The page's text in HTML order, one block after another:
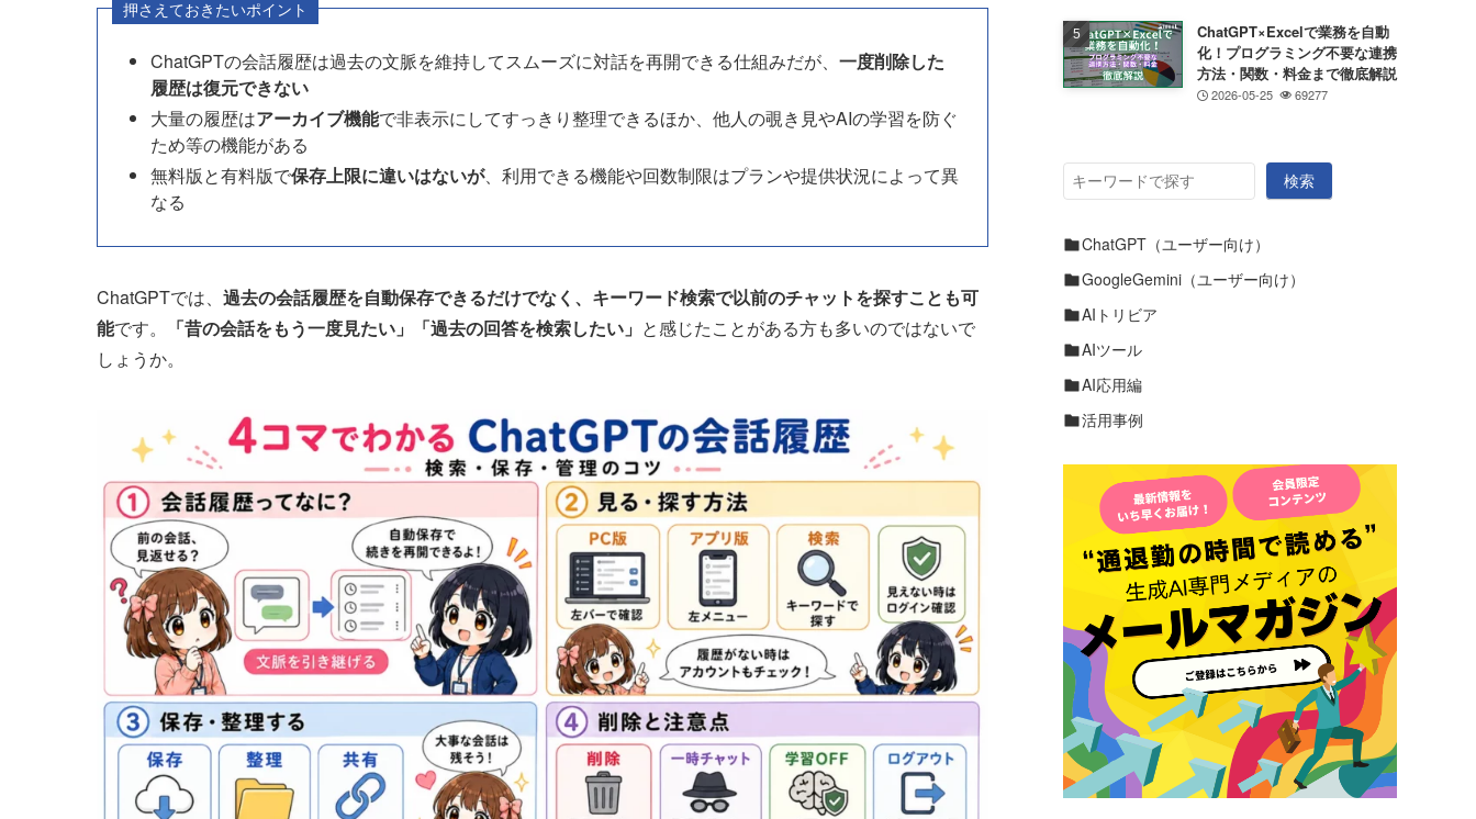
押さえておきたいポイント
ChatGPTの会話履歴は過去の文脈を維持してスムーズに対話を再開できる仕組みだが、 一度削除した
履歴は復元できない
大量の履歴はアーカイブ機能で非表示にしてすっきり整理できるほか、他人の覗き見やAIの学習を防ぐ
ため等の機能がある
無料版と有料版で保存上限に違いはないが、利用できる機能や回数制限はプランや提供状況によって異
なる
ChatGPTでは、 過去の会話履歴を自動保存できるだけでなく、キーワード検索で以前のチャットを探すことも可
能です。 「昔の会話をもう一度見たい」「過去の回答を検索したい」 と感じたことがある方も多いのではないで
しょうか。
ChatGPT×Excelで業務を自動
化！プログラミング不要な連携
方法・関数・料金まで徹底解説
2026-05-25 69277
検
索
検索
ChatGPT（ユーザー向け）
GoogleGemini（ユーザー向け）
AIトリビア
AIツール
AI応用編
活用事例